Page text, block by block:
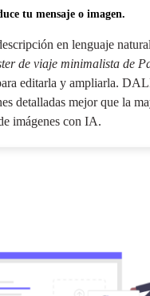
tu mensaje o imagen.
en lenguaje
de viaje minimalista de
editarla y ampliarla.
detalladas mejor que la
imágenes con IA.